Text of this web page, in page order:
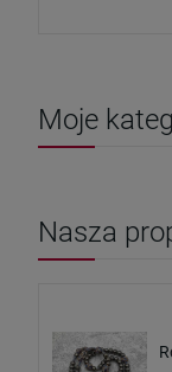
Moje
Nasza